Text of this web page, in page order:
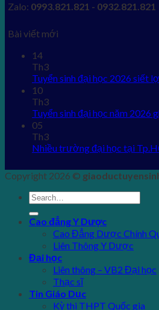
Zalo: 0993.821.821 - 0932.821.821
Bài viết mới
14
Th3
Tuyển sinh đại học 2026 siết
10
Th3
Tuyển sinh đại học năm 2026
05
Th3
Nhiều trường đại học tại
Copyright 2026 ©
Cao đẳng Y Dược
Cao Đẳng Dược Chính
Liên Thông Y Dược
Đại học
Liên thông – VB2 Đại học
Thạc sĩ
Tin Giáo Dục
Kỳ thi THPT Quốc gia